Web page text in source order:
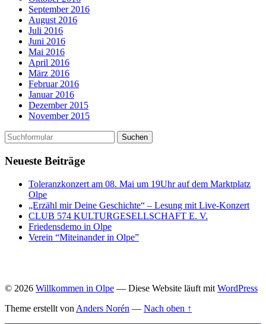
September 2016
August 2016
Juli 2016
Juni 2016
Mai 2016
April 2016
März 2016
Februar 2016
Januar 2016
Dezember 2015
November 2015
Neueste Beiträge
Toleranzkonzert am 08. Mai um 19Uhr auf dem Marktplatz
Olpe
„Erzähl mir Deine Geschichte“ – Lesung mit Live-Konzert
CLUB 574 KULTURGESELLSCHAFT E. V.
Friedensdemo in Olpe
Verein “Miteinander in Olpe”
© 2026 Willkommen in Olpe — Diese Website läuft mit WordPress
Theme erstellt von Anders Norén — Nach oben ↑